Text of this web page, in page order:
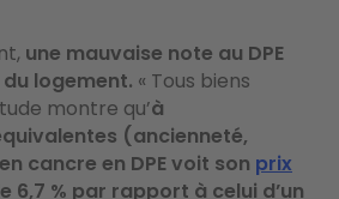
une mauvaise note au DPE
logement. « Tous biens
montre qu’à
(ancienneté,
cancre en DPE voit son prix
6,7 % par rapport à celui d’un